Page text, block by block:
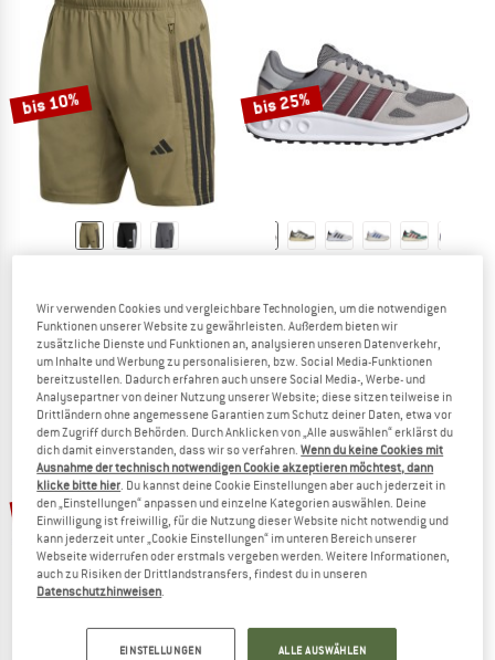
bis 10%
Shorts
34,95 €ab 31,46 €
4,0(1)
bis 25%
Sneaker
79,95 € ab 59,96 €
(0)
bis 25% bis 25%
Wir verwenden Cookies und vergleichbare Technologien, um die notwendigen
Funktionen unserer Website zu gewährleisten. Außerdem bieten wir
zusätzliche Dienste und Funktionen an, analysieren unseren Datenverkehr,
um Inhalte und Werbung zu personalisieren, bzw. Social Media-Funktionen
bereitzustellen. Dadurch erfahren auch unsere Social Media-, Werbe- und
Analysepartner von deiner Nutzung unserer Website; diese sitzen teilweise in
Drittländern ohne angemessene Garantien zum Schutz deiner Daten, etwa vor
dem Zugriff durch Behörden. Durch Anklicken von „Alle auswählen“ erklärst du
dich damit einverstanden, dass wir so verfahren.Wenn du keine Cookies mit
Ausnahme der technisch notwendigen Cookie akzeptieren möchtest, dann
klicke bitte hier . Du kannst deine Cookie Einstellungen aber auch jederzeit in
den „Einstellungen“ anpassen und einzelne Kategorien auswählen. Deine
Einwilligung ist freiwillig, für die Nutzung dieser Website nicht notwendig und
kann jederzeit unter „Cookie Einstellungen“ im unteren Bereich unserer
Webseite widerrufen oder erstmals vergeben werden. Weitere Informationen,
auch zu Risiken der Drittlandstransfers, findest du in unseren
Datenschutzhinweisen
EINSTELLUNGEN ALLE AUSWÄHLEN